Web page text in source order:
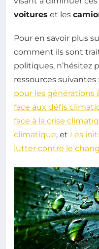
voitures et les
Pour en savoir plus
comment ils sont
politiques, n’hésitez
ressources suivantes :
pour les générations
face aux défis
face à la crise
climatique, et Les
lutter contre le